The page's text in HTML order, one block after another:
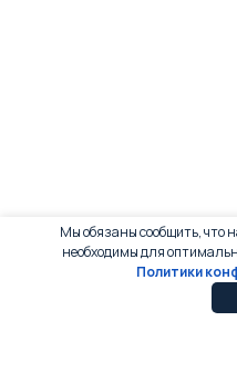
Мы обязаны сообщить, что
необходимы для
Политики